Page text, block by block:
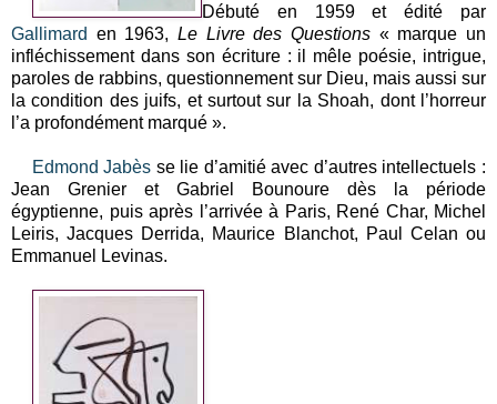
Débuté en 1959 et édité par
Gallimard en 1963, Le Livre des Questions « marque un
infléchissement dans son écriture : il mêle poésie, intrigue,
paroles de rabbins, questionnement sur Dieu, mais aussi sur
la condition des juifs, et surtout sur la Shoah, dont l’horreur
l’a profondément marqué ».
Edmond Jabès se lie d’amitié avec d’autres intellectuels :
Jean Grenier et Gabriel Bounoure dès la période
égyptienne, puis après l’arrivée à Paris, René Char, Michel
Leiris, Jacques Derrida, Maurice Blanchot, Paul Celan ou
Emmanuel Levinas.